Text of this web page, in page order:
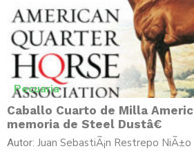
Pecuaria
Caballo Cuarto de Milla
memoria de Steel Dustâ€
Autor: Juan SebastiÃ¡n Restrepo NiÃ±o